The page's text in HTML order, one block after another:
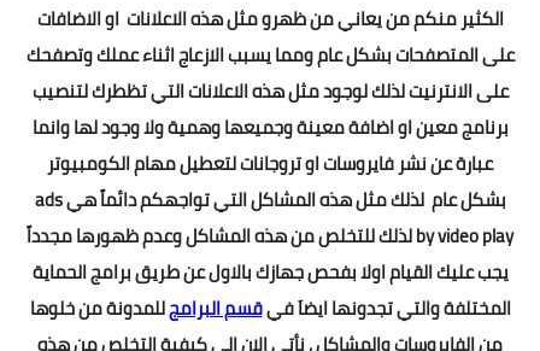
مقالات
العاب
تطبيقات
العملات الرقمية
الكثير منكم من يعاني من ظهرو مثل هذه الاعلانات او الاضافات
على المتصفحات بشكل عام ومما يسبب الازعاج اثناء عملك وتصفحك
على الانترنيت لذلك لوجود مثل هذه الاعلانات التي تظطرك لتنصيب
برنامج معين او اضافة معينة وجميعها وهمية ولا وجود لها وانما
عبارة عن نشر فايروسات او تروجانات لتعطيل مهام الكومبيوتر
بشكل عام لذلك مثل هذه المشاكل التي تواجهكم دائماً هي ads
by video play لذلك للتخلص من هذه المشاكل وعدم ظهورها مجدداً
يجب عليك القيام اولا بفحص جهازك بالاول عن طريق برامج الحماية
المختلفة والتي تجدونها ايضاَ فيقسم البرامجللمدونة من خلوها